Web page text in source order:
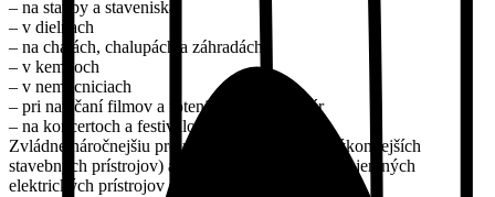
– na stavby a staveniská
– v dielňach
– na chatách, chalupách a záhradách
– v kempoch
– v nemocniciach
– pri natáčaní filmov a foteniach mimo ateliér
– na koncertoch a festivaloch
Zvládne náročnejšiu prevádzku (pripojenie aj výkonnejších
stavebných prístrojov) ale umožňuje aj pripojenie jemných
elektrických prístrojov (TV, počítač…)